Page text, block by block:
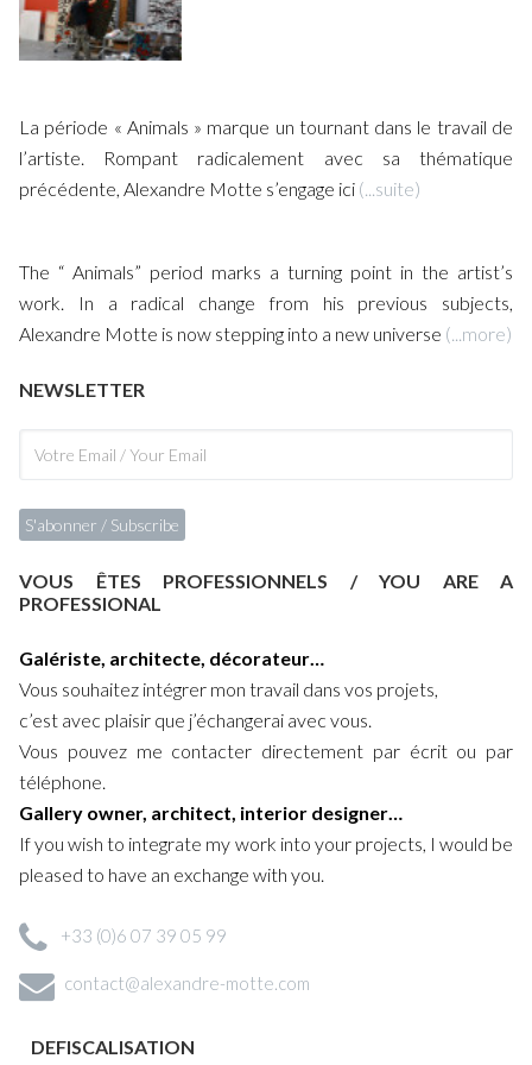
La période « Animals » marque un tournant dans le travail de
l’artiste. Rompant radicalement avec sa thématique
précédente, Alexandre Motte s’engage ici (...suite)
The “ Animals” period marks a turning point in the artist’s
work. In a radical change from his previous subjects,
Alexandre Motte is now stepping into a new universe (...more)
NEWSLETTER
VOUS ÊTES PROFESSIONNELS / YOU ARE A
PROFESSIONAL
Galériste, architecte, décorateur…
Vous souhaitez intégrer mon travail dans vos projets,
c’est avec plaisir que j’échangerai avec vous.
Vous pouvez me contacter directement par écrit ou par
téléphone.
Gallery owner, architect, interior designer…
If you wish to integrate my work into your projects, I would be
pleased to have an exchange with you.
+33 (0)6 07 39 05 99
contact@alexandre-motte.com
DEFISCALISATION
The general menu opens on the biography and the galleries.
« Works on paper » A selection of works on paper
TOP RIGHT OF THE PAGE
Your selection. Please register to keep your selection available for
a further visit to the site or if you want to forward it to a contact via
email.
Find a content using keywords.
VIEWING THE WORKS :
RESET button.
an enlargement and a scaling tool as well as an information box. .
Full screen mode (click on the image to go back to the work
details).
Add work to your selection (Reminder: you need to first register
to save your selection or forward it to your contacts).
Buy the work (secured transaction with the Citélis services of
the CMB, simplified payment, calculation of the shipping costs and
Particular artwork: delivery cost on request only.
Share the work details (on social networks or with a contact).
Exemple simulation / Example simulation